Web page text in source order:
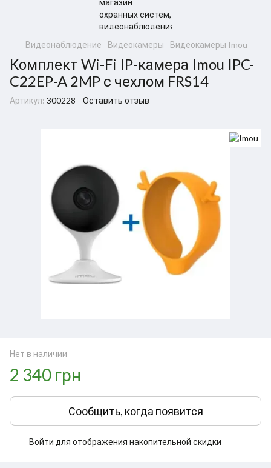
Видеонаблюдение Видеокамеры Видеокамеры Imou
Комплект Wi-Fi IP-камера Imou IPC-
C22EP-A 2MP с чехлом FRS14
Артикул: 300228 Оставить отзыв
Нет в наличии
2 340 грн
Сообщить, когда появится
Войти для отображения накопительной скидки